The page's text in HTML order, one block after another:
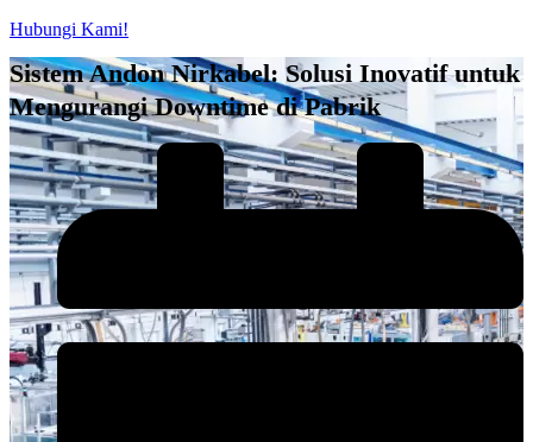
Hubungi Kami!
Sistem Andon Nirkabel: Solusi Inovatif untuk
Mengurangi Downtime di Pabrik